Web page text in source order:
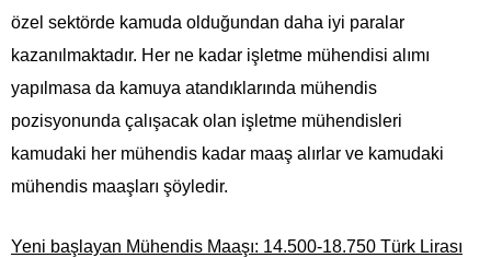
özel sektörde kamuda olduğundan daha iyi paralar
kazanılmaktadır. Her ne kadar işletme mühendisi alımı
yapılmasa da kamuya atandıklarında mühendis
pozisyonunda çalışacak olan işletme mühendisleri
kamudaki her mühendis kadar maaş alırlar ve kamudaki
mühendis maaşları şöyledir.
Yeni başlayan Mühendis Maaşı: 14.500-18.750 Türk Lirası